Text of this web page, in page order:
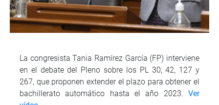
La congresista Tania Ramírez García (FP) interviene
en el debate del Pleno sobre los PL 30, 42, 127 y
267, que proponen extender el plazo para obtener el
bachillerato automático hasta el año 2023. Ver